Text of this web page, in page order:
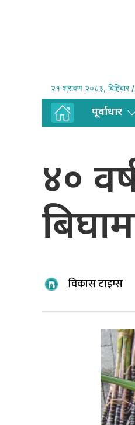
२१ श्रावण २०८३,
पूर्वाधार
४०
विकास टाइम्स